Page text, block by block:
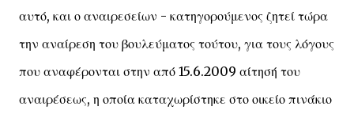
αυτό, και ο αναιρεσείων - κατηγορούμενος ζητεί τώρα
την αναίρεση του βουλεύματος τούτου, για τους λόγους
που αναφέρονται στην από 15.6.2009 αίτησή του
αναιρέσεως, η οποία καταχωρίστηκε στο οικείο πινάκιο